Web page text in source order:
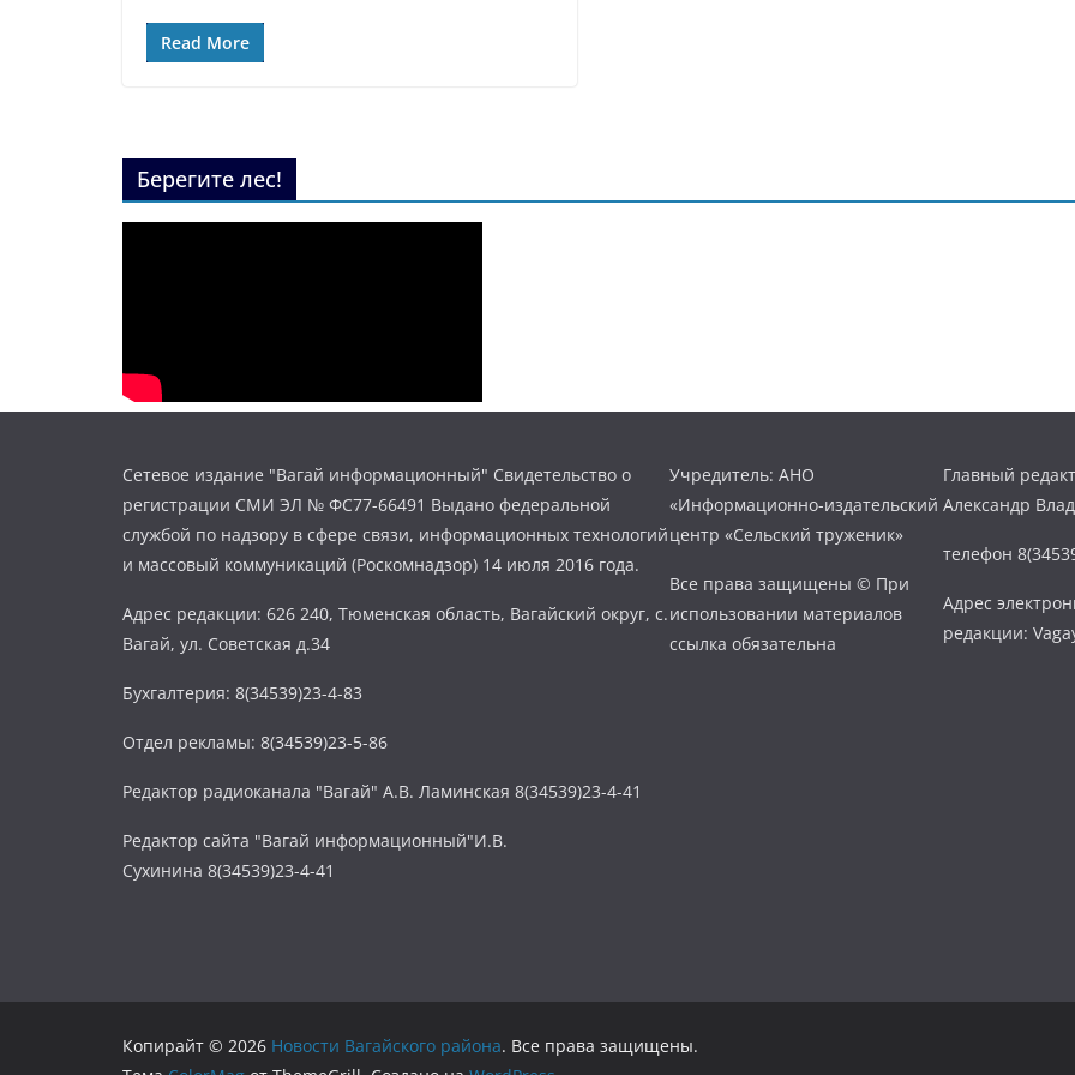
Read More
Берегите лес!
Сетевое издание "Вагай информационный" Свидетельство о
регистрации СМИ ЭЛ № ФС77-66491 Выдано федеральной
службой по надзору в сфере связи, информационных технологий
и массовый коммуникаций (Роскомнадзор) 14 июля 2016 года.
Адрес редакции: 626 240, Тюменская область, Вагайский округ, с.
Вагай, ул. Советская д.34
Бухгалтерия: 8(34539)23-4-83
Отдел рекламы: 8(34539)23-5-86
Редактор радиоканала "Вагай" А.В. Ламинская 8(34539)23-4-41
Редактор сайта "Вагай информационный"И.В.
Сухинина 8(34539)23-4-41
Учредитель: АНО
«Информационно-издательский
центр «Сельский труженик»
Все права защищены © При
использовании материалов
ссылка обязательна
Главный
Александр
телефон
Адрес
редакции:
Копирайт © 2026 Новости Вагайского района. Все права защищены.